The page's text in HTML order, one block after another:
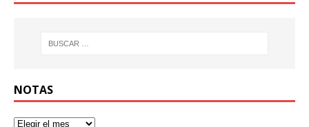
NOTAS